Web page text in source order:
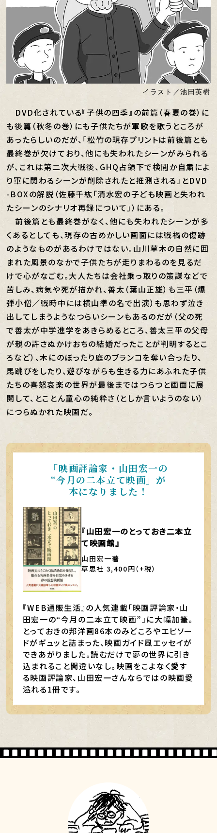
イラスト／池田英樹
DVD化されている『子供の四季』の前篇（春夏の巻）に
も後篇（秋冬の巻）にも子供たちが軍歌を歌うところが
あったらしいのだが、「松竹の現存プリントは前後篇とも
最終巻が欠けており、他にも失われたシーンがみられる
が、これは第二次大戦後、GHQ占領下で検閲か自粛によ
り軍に関わるシーンが削除されたと推測される」とDVD
-BOXの解説（佐藤千紘「清水宏の子ども映画と失われ
たシーンのシナリオ再録について」）にある。
前後篇とも最終巻がなく、他にも失われたシーンが多
くあるとしても、現存の古めかしい画面には戦禍の傷跡
のようなものがあるわけではない。山川草木の自然に囲
まれた風景のなかで子供たちが走りまわるのを見るだ
けで心がなごむ。大人たちは会社乗っ取りの策謀などで
苦しみ、病気や死が描かれ、善太（葉山正雄）も三平（爆
弾小僧／戦時中には横山準の名で出演）も思わず泣き
出してしまうようなつらいシーンもあるのだが（父の死
で善太が中学進学をあきらめるところ、善太三平の父母
が親の許さぬかけおちの結婚だったことが判明するとこ
ろなど）、木にのぼったり庭のブランコを奪い合ったり、
馬跳びをしたり、遊びながらも生きる力にあふれた子供
たちの喜怒哀楽の世界が最後まではつらつと画面に展
開して、とことん童心の純粋さ（としか言いようのない）
につらぬかれた映画だ。
「映画評論家・山田宏一の
“今月の二本立て映画」が
本になりました！
『山田宏一のとっておき二本立
て映画館』
山田宏一著
草思社 3,400円（+税）
『WEB通販生活』の人気連載「映画評論家・山
田宏一の“今月の二本立て映画”」に大幅加筆。
とっておきの邦洋画86本のみどころやエピソー
ドがギュッと詰まった、映画ガイド風エッセイが
できあがりました。読むだけで夢の世界に引き
込まれること間違いなし。映画をこよなく愛す
る映画評論家、山田宏一さんならではの映画愛
溢れる1冊です。